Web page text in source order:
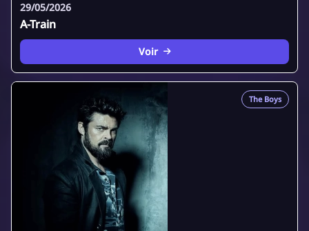
29/05/2026
A-Train
Voir
The Boys